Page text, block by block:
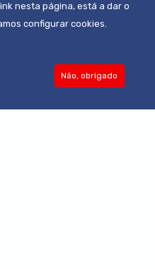
nesta página, está a dar o
configurar cookies.
Não, obrigado